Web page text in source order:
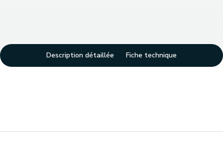
Description détaillée Fiche technique